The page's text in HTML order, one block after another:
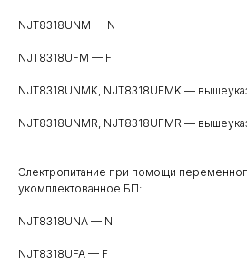
NJT8318UNM — N
NJT8318UFM — F
NJT8318UNMK, NJT8318UFMK —
NJT8318UNMR, NJT8318UFMR —
Электропитание при помощи
укомплектованное БП:
NJT8318UNA — N
NJT8318UFA — F